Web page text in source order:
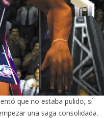
que no estaba pulido, sí
una saga consolidada.